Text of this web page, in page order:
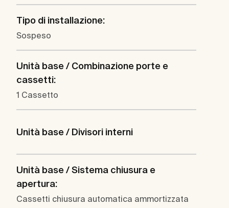
Tipo di installazione:
Sospeso
Unità base / Combinazione porte e
cassetti:
1 Cassetto
Unità base / Divisori interni
Unità base / Sistema chiusura e
apertura:
Cassetti chiusura automatica ammortizzata